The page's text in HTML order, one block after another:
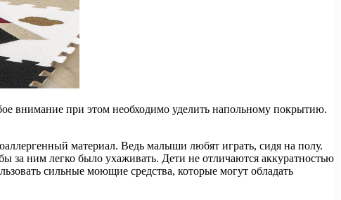
внимание при этом необходимо уделить напольному покрытию.
материал. Ведь малыши любят играть, сидя на полу.
за ним легко было ухаживать. Дети не отличаются аккуратностью
сильные моющие средства, которые могут обладать